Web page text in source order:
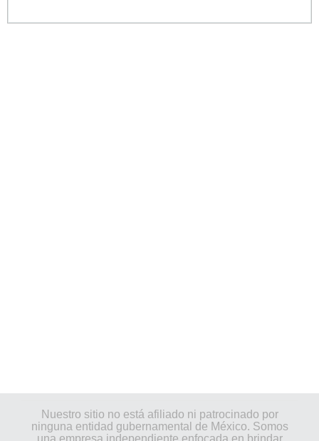
Nuestro sitio no está afiliado ni patrocinado por
ninguna entidad gubernamental de México. Somos
una empresa independiente enfocada en brindar